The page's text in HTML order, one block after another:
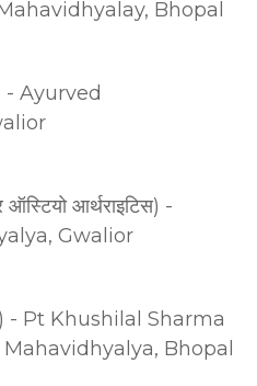
Bhopal
- Ayurved
ऑस्टियो आर्थराइटिस) -
Gwalior
- Pt Khushilal Sharma
Bhopal